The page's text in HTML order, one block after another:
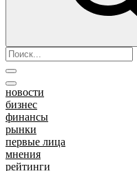
новости
бизнес
финансы
рынки
первые лица
мнения
рейтинги